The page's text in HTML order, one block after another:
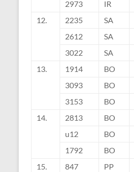
2973
IR
12.
2235 SA
2612
SA
3022
SA
13.
1914 BO
3093
BO
3153
BO
14.
2813 BO
u12
BO
1792
BO
15.
847 PP